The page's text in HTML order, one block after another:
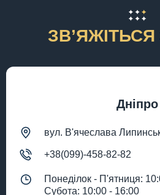
Дніпро
вул. В'ячеслава
+38(099)-458-82-82
Понеділок - П'ятниця:
Субота: 10:00 - 16:00